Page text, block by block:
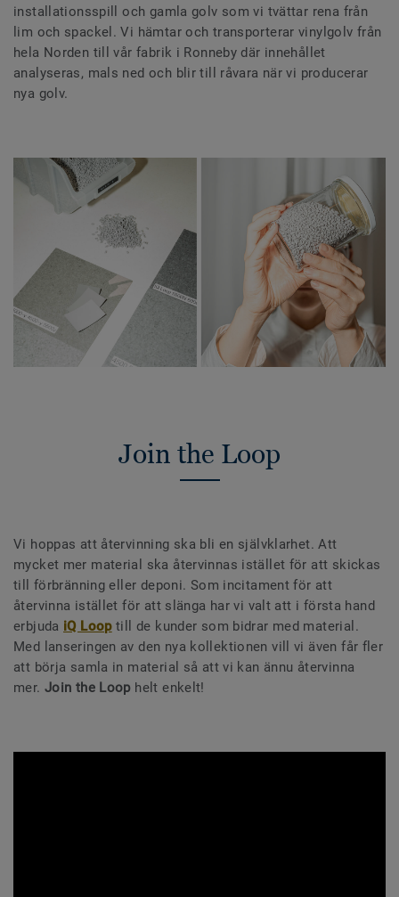
installationsspill och gamla golv som vi tvättar rena från
lim och spackel. Vi hämtar och transporterar vinylgolv från
hela Norden till vår fabrik i Ronneby där innehållet
analyseras, mals ned och blir till råvara när vi producerar
nya golv.
Join the Loop
Vi hoppas att återvinning ska bli en självklarhet. Att
mycket mer material ska återvinnas istället för att skickas
till förbränning eller deponi. Som incitament för att
återvinna istället för att slänga har vi valt att i första hand
erbjuda iQ Looptill de kunder som bidrar med material.
Med lanseringen av den nya kollektionen vill vi även får fler
att börja samla in material så att vi kan ännu återvinna
mer. Join the Loophelt enkelt!